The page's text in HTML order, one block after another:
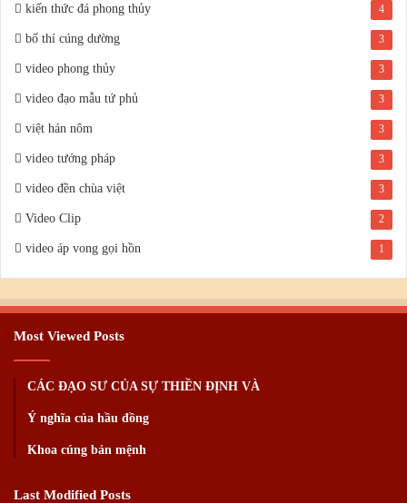
kiến thức đá phong thủy 4
bố thí cúng dường 3
video phong thủy 3
video đạo mẫu tứ phủ 3
việt hán nôm 3
video tướng pháp 3
video đền chùa việt 3
Video Clip 2
video áp vong gọi hồn 1
Most Viewed Posts
CÁC ĐẠO SƯ CỦA SỰ THIỀN ĐỊNH VÀ
Ý nghĩa của hầu đồng
Khoa cúng bản mệnh
Last Modified Posts